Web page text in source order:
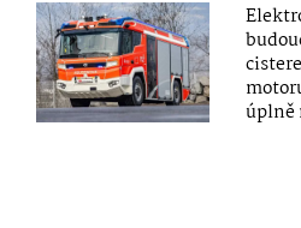
úplně